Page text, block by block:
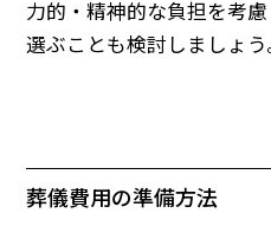
力的・精神的な負担を考
選ぶことも検討しましょう
葬儀費用の準備方法